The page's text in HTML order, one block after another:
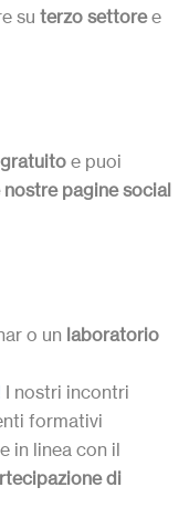
su terzo settoree
gratuito e puoi
pagine social
o un laboratorio
I nostri incontri
formativi
in linea con il
di